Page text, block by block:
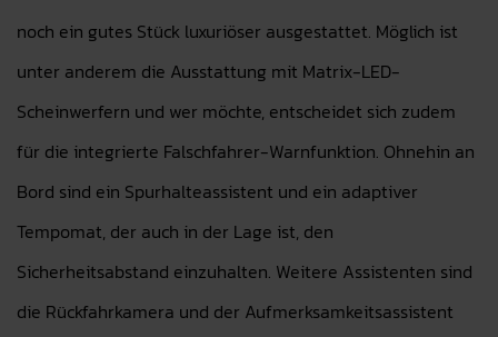
noch ein gutes Stück luxuriöser ausgestattet. Möglich ist
unter anderem die Ausstattung mit Matrix-LED-
Scheinwerfern und wer möchte, entscheidet sich zudem
für die integrierte Falschfahrer-Warnfunktion. Ohnehin an
Bord sind ein Spurhalteassistent und ein adaptiver
Tempomat, der auch in der Lage ist, den
Sicherheitsabstand einzuhalten. Weitere Assistenten sind
die Rückfahrkamera und der Aufmerksamkeitsassistent